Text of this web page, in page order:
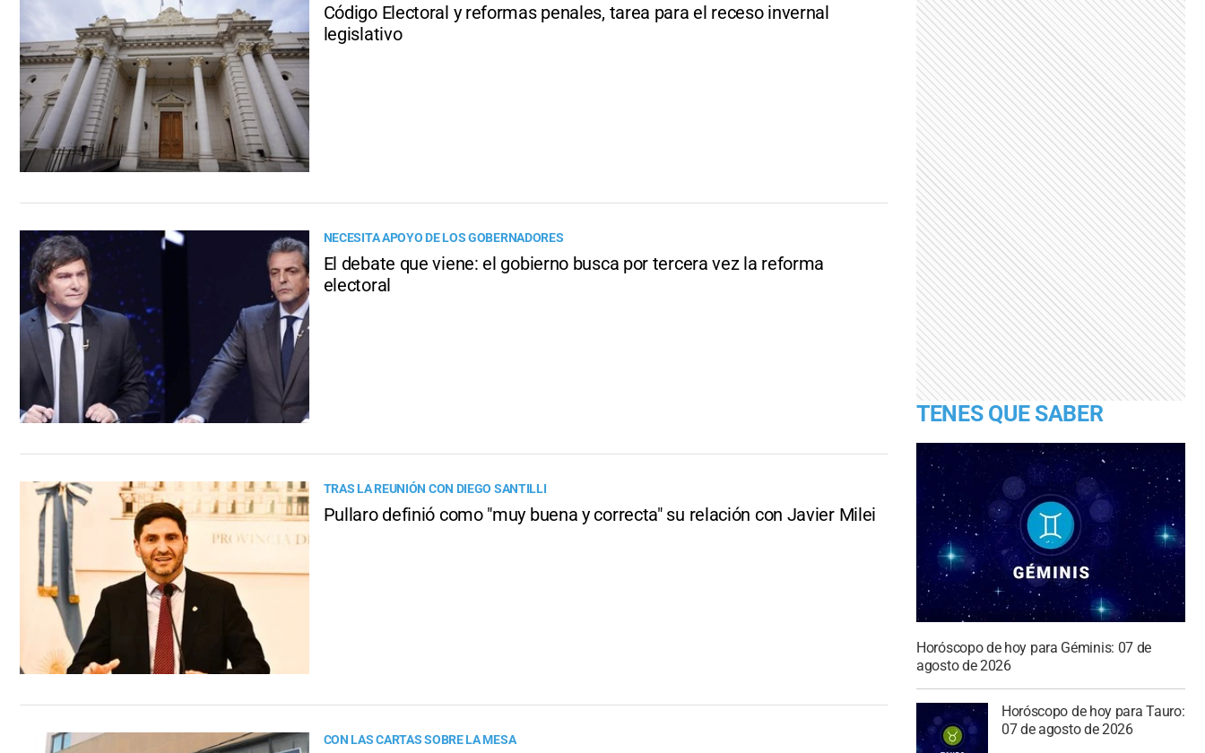
Código Electoral y reformas penales, tarea para el receso invernal
legislativo
NECESITA APOYO DE LOS GOBERNADORES
El debate que viene: el gobierno busca por tercera vez la reforma
electoral
TRAS LA REUNIÓN CON DIEGO SANTILLI
Pullaro definió como "muy buena y correcta" su relación con Javier Milei
CON LAS CARTAS SOBRE LA MESA
TENES QUE SABER
Horóscopo de hoy para Géminis: 07 de
agosto de 2026
Horóscopo de hoy para Tauro:
07 de agosto de 2026